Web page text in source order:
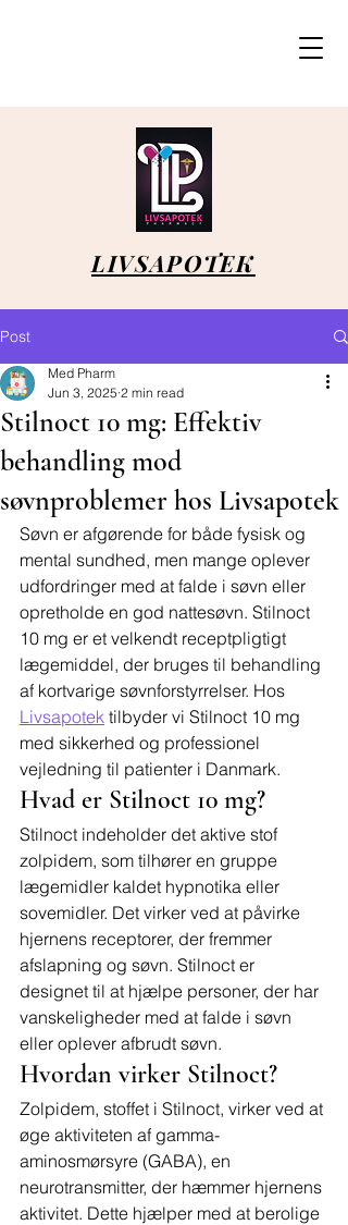
LIVSAPOTEK
Post
Stilnoct 10 mg: Effektiv
behandling mod
søvnproblemer hos Livsapotek
Med Pharm
Jun 3, 2025 2 min read
Søvn er afgørende for både fysisk og
mental sundhed, men mange oplever
udfordringer med at falde i søvn eller
opretholde en god nattesøvn. Stilnoct
10 mg er et velkendt receptpligtigt
lægemiddel, der bruges til behandling
af kortvarige søvnforstyrrelser. Hos
Livsapotek tilbyder vi Stilnoct 10 mg
med sikkerhed og professionel
vejledning til patienter i Danmark.
Hvad er Stilnoct 10 mg?
Stilnoct indeholder det aktive stof
zolpidem, som tilhører en gruppe
lægemidler kaldet hypnotika eller
sovemidler. Det virker ved at påvirke
hjernens receptorer, der fremmer
afslapning og søvn. Stilnoct er
designet til at hjælpe personer, der har
vanskeligheder med at falde i søvn
eller oplever afbrudt søvn.
Hvordan virker Stilnoct?
Zolpidem, stoffet i Stilnoct, virker ved at
øge aktiviteten af gamma-
aminosmørsyre (GABA), en
neurotransmitter, der hæmmer hjernens
aktivitet. Dette hjælper med at berolige